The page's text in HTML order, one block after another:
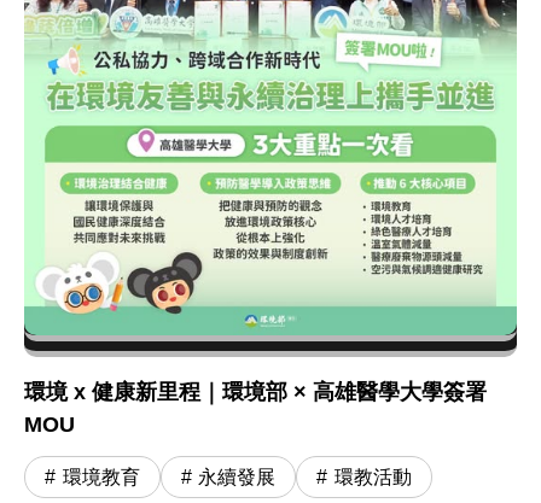
環境 x 健康新里程｜環境部 × 高雄醫學大學簽署
MOU
環境教育 永續發展 環教活動